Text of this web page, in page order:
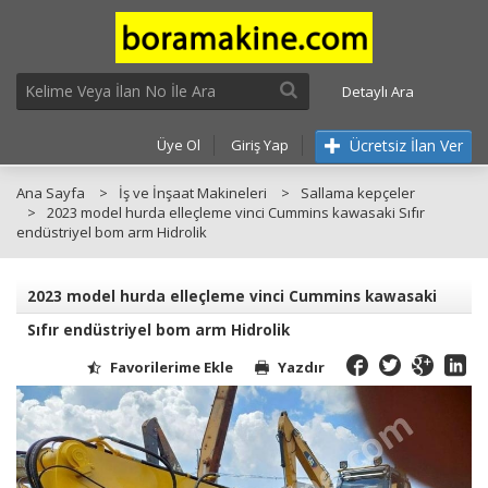
Detaylı Ara
Üye Ol Giriş Yap Ücretsiz İlan Ver
Ana Sayfa İş ve İnşaat Makineleri
Sallama kepçeler
2023 model hurda elleçleme vinci Cummins kawasaki Sıfır
endüstriyel bom arm Hidrolik
2023 model hurda elleçleme vinci Cummins kawasaki
Sıfır endüstriyel bom arm Hidrolik
Favorilerime Ekle
Yazdır